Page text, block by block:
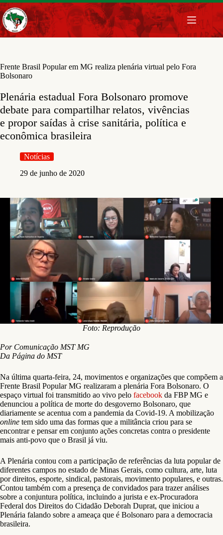
Pular
para
o
conteúdo
Frente Brasil Popular em MG realiza plenária virtual pelo Fora
Bolsonaro
Plenária estadual Fora Bolsonaro promove
debate para compartilhar relatos, vivências
e propor saídas à crise sanitária, política e
econômica brasileira
Notícias
29 de junho de 2020
Foto: Reprodução
Por Comunicação MST MG
Da Página do MST
Na última quarta-feira, 24, movimentos e organizações que compõem a
Frente Brasil Popular MG realizaram a plenária Fora Bolsonaro. O
espaço virtual foi transmitido ao vivo pelo facebook da FBP MG e
denunciou a política de morte do desgoverno Bolsonaro, que
diariamente se acentua com a pandemia da Covid-19. A mobilização
online tem sido uma das formas que a militância criou para se
encontrar e pensar em conjunto ações concretas contra o presidente
mais anti-povo que o Brasil já viu.
A Plenária contou com a participação de referências da luta popular de
diferentes campos no estado de Minas Gerais, como cultura, arte, luta
por direitos, esporte, sindical, pastorais, movimento populares, e outras.
Contou também com a presença de convidados para trazer análises
sobre a conjuntura política, incluindo a jurista e ex-Procuradora
Federal dos Direitos do Cidadão Deborah Duprat, que iniciou a
Plenária falando sobre a ameaça que é Bolsonaro para a democracia
brasileira.